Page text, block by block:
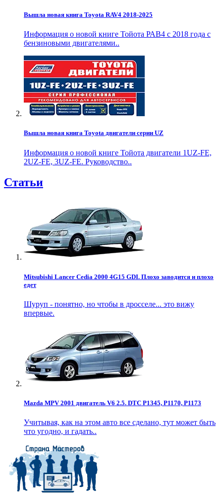
Вышла новая книга Toyota RAV4 2018-2025
Информация о новой книге Тойота РАВ4 с 2018 года с
бензиновыми двигателями..
Вышла новая книга Toyota двигатели серии UZ
Информация о новой книге Тойота двигатели 1UZ-FE,
2UZ-FE, 3UZ-FE. Руководство..
Статьи
Mitsubishi Lancer Cedia 2000 4G15 GDI. Плохо заводится и плохо
едет
Шуруп - понятно, но чтобы в дросселе... это вижу
впервые.
Mazda MPV 2001 двигатель V6 2.5. DTC P1345, P1170, P1173
Учитывая, как на этом авто все сделано, тут может быть
что угодно, и гадать..